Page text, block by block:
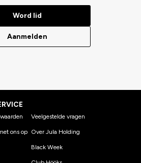
Word lid
Aanmelden
ons op
Veelgestelde vragen
Over Jula Holding
Black Week